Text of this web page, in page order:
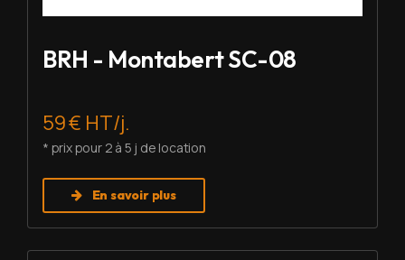
BRH - Montabert SC-08
59 € HT/j.
* prix pour 2 à 5 j de location
En savoir plus